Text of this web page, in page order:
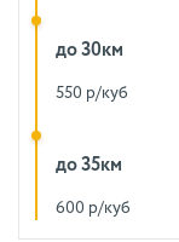
до 30км
550 р/куб
до 35км
600 р/куб